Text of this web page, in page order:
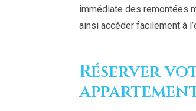
immédiate des remontées
ainsi accéder facilement à
Réserver